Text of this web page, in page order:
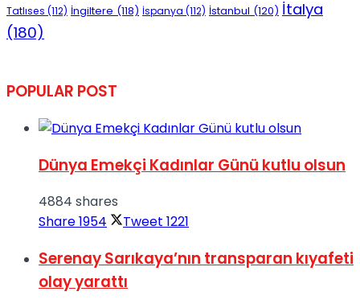
Tatlıses (112) İngiltere (118) İspanya (112) İstanbul (120) İtalya
(180)
POPULAR POST
Dünya Emekçi Kadınlar Günü kutlu olsun
4884 shares
Share1954 Tweet 1221
Serenay Sarıkaya’nın transparan kıyafeti
olay yarattı